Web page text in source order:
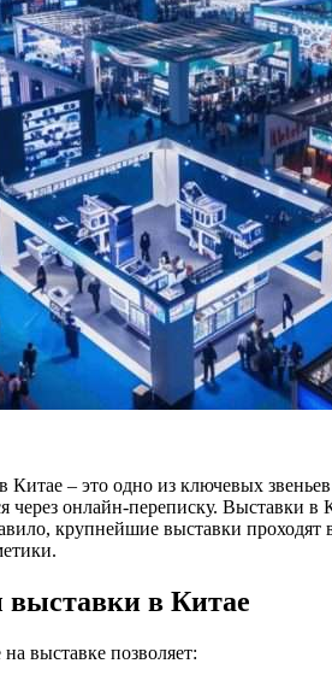
Китае – это одно из ключевых
через онлайн-переписку. Выставки в
крупнейшие выставки
в Китае
выставке позволяет: